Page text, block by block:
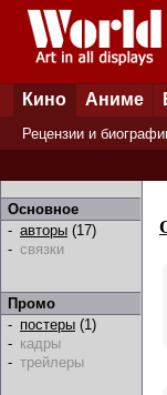
Кино Аниме
Рецензии и
Основное
- авторы (17)
- связки
Промо
- постеры (1)
- кадры
- трейлеры